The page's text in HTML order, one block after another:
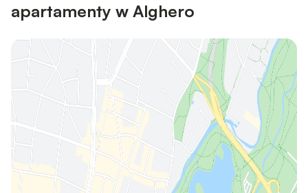
apartamenty w Alghero